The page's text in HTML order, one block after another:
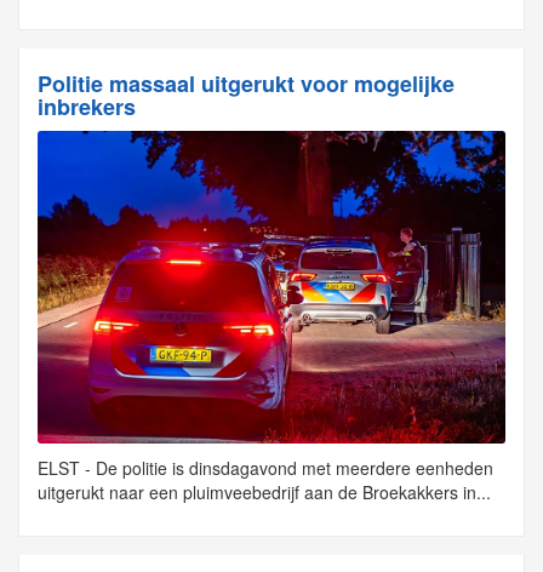
Politie massaal uitgerukt voor mogelijke
inbrekers
ELST - De politie is dinsdagavond met meerdere eenheden
uitgerukt naar een pluimveebedrijf aan de Broekakkers in...